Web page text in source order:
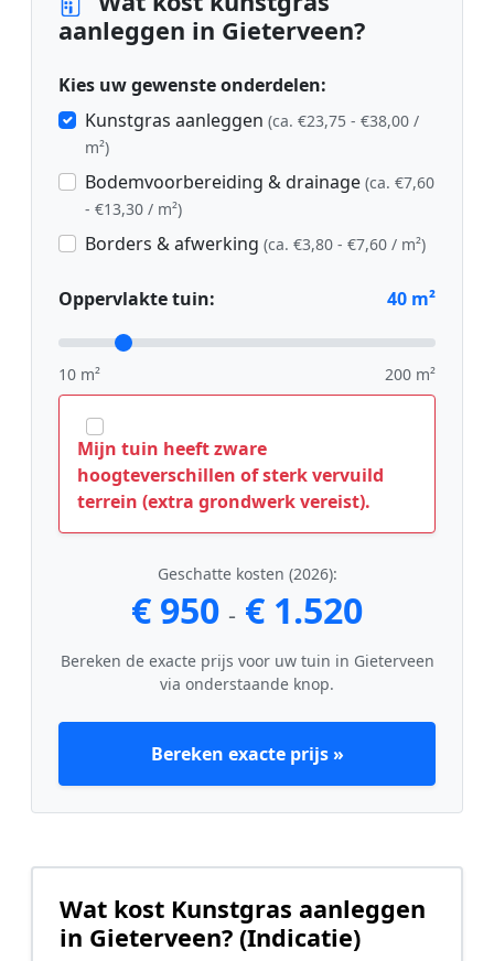
aanleggen in Gieterveen?
Kies uw gewenste onderdelen:
Kunstgras aanleggen (ca. €23,75 - €38,00 /
m²)
Bodemvoorbereiding & drainage (ca. €7,60
- €13,30 / m²)
Borders & afwerking (ca. €3,80 - €7,60 / m²)
Oppervlakte tuin: 40 m²
10 m² 200 m²
Mijn tuin heeft zware
hoogteverschillen of sterk vervuild
terrein (extra grondwerk vereist).
Geschatte kosten (2026):
€ 950 - € 1.520
Bereken de exacte prijs voor uw tuin in Gieterveen
via onderstaande knop.
Bereken exacte prijs »
Wat kost Kunstgras aanleggen
in Gieterveen? (Indicatie)